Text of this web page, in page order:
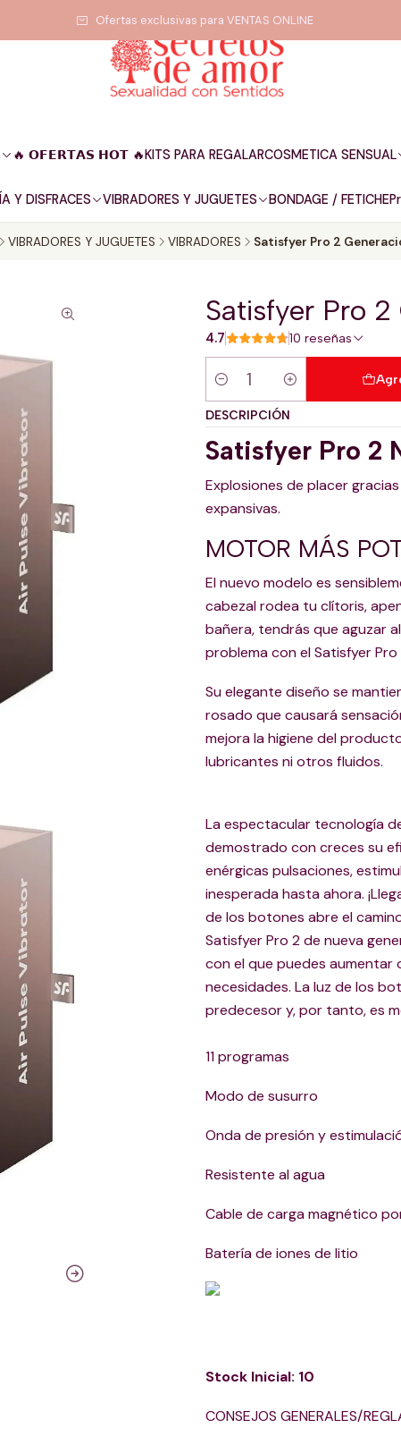
🔥 𝗢𝗙𝗘𝗥𝗧𝗔𝗦 𝗛𝗢𝗧 🔥KITS PARA REGALARCOSMETICA SENSUAL
Y DISFRACES VIBRADORES Y JUGUETES BONDAGE / FETICHE
Ofertas exclusivas para VENTAS ONLINE
VIBRADORES Y JUGUETES VIBRADORES Satisfyer Pro 2
Satisfyer Pro
4.7 10 reseñas
Cantidad
DESCRIPCIÓN
Satisfyer Pro 2
Explosiones de placer
expansivas.
MOTOR MÁS
El nuevo modelo es
cabezal rodea tu clítoris,
bañera, tendrás que aguzar
problema con el Satisfyer
Su elegante diseño se
rosado que causará
mejora la higiene del
lubricantes ni otros fluidos.
La espectacular tecnología
demostrado con creces su
enérgicas pulsaciones,
inesperada hasta ahora.
de los botones abre el
Satisfyer Pro 2 de nueva
con el que puedes aumentar
necesidades. La luz de los
predecesor y, por tanto, es
11 programas
Modo de susurro
Onda de presión y
Resistente al agua
Cable de carga magnético
Batería de iones de litio
Stock Inicial: 10
CONSEJOS GENERALES/